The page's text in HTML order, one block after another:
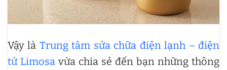
Vậy là Trung tâm sửa chữa điện lạnh – điện
tử Limosa vừa chia sẻ đến bạn những thông